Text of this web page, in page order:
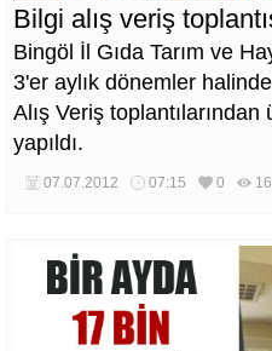
Bilgi alış veriş
Bingöl İl Gıda Tarım ve
3'er aylık dönemler
Alış Veriş
yapıldı.
07.07.2012 07:15 0